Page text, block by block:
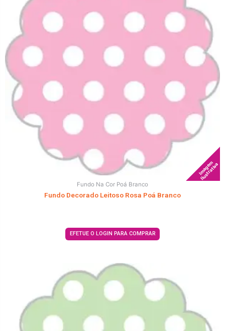
Imagem
Ilustrativa
Fundo Na Cor Poá Branco
Fundo Decorado Leitoso Rosa Poá Branco
EFETUE O LOGIN PARA COMPRAR